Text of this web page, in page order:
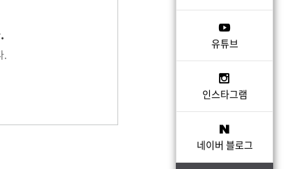
.
유튜브
인스타그램
네이버 블로그